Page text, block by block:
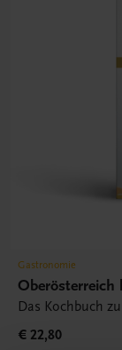
Gastronomie
Oberösterreich
Das Kochbuch
€ 22,80